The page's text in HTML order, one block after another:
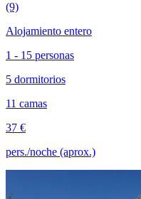
(9)
Alojamiento entero
1 - 15 personas
5 dormitorios
11 camas
37 €
pers./noche (aprox.)